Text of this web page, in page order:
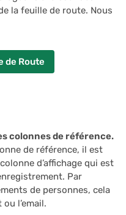
la feuille de route. Nous
de Route
colonnes de référence.
de référence, il est
d’affichage qui est
Par
de personnes, cela
l’email.